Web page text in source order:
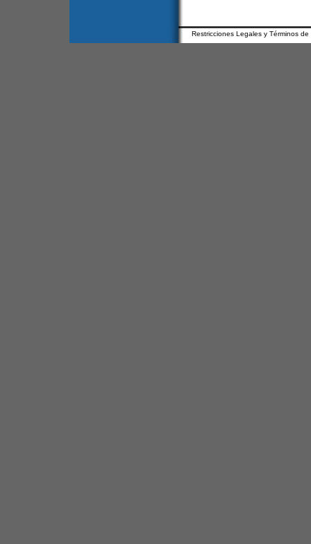
Restricciones Legales y Términos de